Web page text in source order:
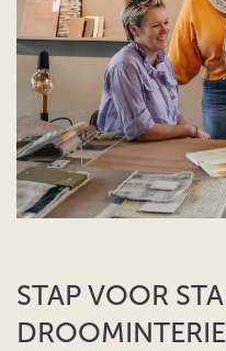
STAP VOOR